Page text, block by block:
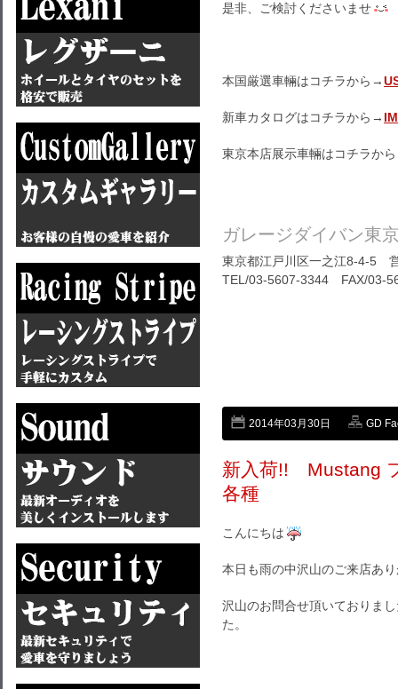
是非、ご検討くださいませ
本国厳選車輛はコチラから→
新車カタログはコチラから→
東京本店展示車輛はコチラか
ガレージダイバン東
東京都江戸川区一之江8-4-5
TEL/03-5607-3344 FAX/03-
2014年03月30日 GD
新入荷!! Mustang
各種
こんにちは
本日も雨の中沢山のご来店あ
沢山のお問合せ頂いておりま
た。